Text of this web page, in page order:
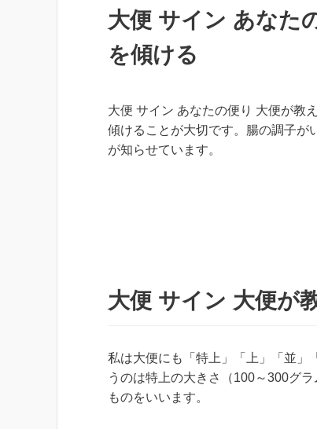
大便 サイン あなた
を傾ける
大便 サイン あなたの便り 大便が教
傾けることが大切です。腸の調子が
が知らせています。
大便 サイン 大便が
私は大便にも「特上」「上」「並」
うのは特上の大きさ（100～300グ
ものをいいます。